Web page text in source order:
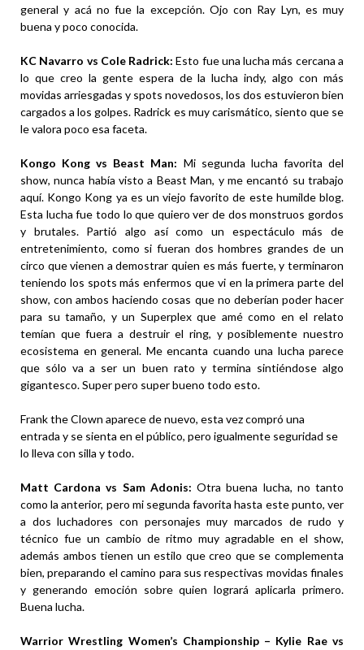
general y acá no fue la excepción. Ojo con Ray Lyn, es muy
buena y poco conocida.
KC Navarro vs Cole Radrick: Esto fue una lucha más cercana a
lo que creo la gente espera de la lucha indy, algo con más
movidas arriesgadas y spots novedosos, los dos estuvieron bien
cargados a los golpes. Radrick es muy carismático, siento que se
le valora poco esa faceta.
Kongo Kong vs Beast Man: Mi segunda lucha favorita del
show, nunca había visto a Beast Man, y me encantó su trabajo
aquí. Kongo Kong ya es un viejo favorito de este humilde blog.
Esta lucha fue todo lo que quiero ver de dos monstruos gordos
y brutales. Partió algo así como un espectáculo más de
entretenimiento, como si fueran dos hombres grandes de un
circo que vienen a demostrar quien es más fuerte, y terminaron
teniendo los spots más enfermos que vi en la primera parte del
show, con ambos haciendo cosas que no deberían poder hacer
para su tamaño, y un Superplex que amé como en el relato
temían que fuera a destruir el ring, y posiblemente nuestro
ecosistema en general. Me encanta cuando una lucha parece
que sólo va a ser un buen rato y termina sintiéndose algo
gigantesco. Super pero super bueno todo esto.
Frank the Clown aparece de nuevo, esta vez compró una
entrada y se sienta en el público, pero igualmente seguridad se
lo lleva con silla y todo.
Matt Cardona vs Sam Adonis: Otra buena lucha, no tanto
como la anterior, pero mi segunda favorita hasta este punto, ver
a dos luchadores con personajes muy marcados de rudo y
técnico fue un cambio de ritmo muy agradable en el show,
además ambos tienen un estilo que creo que se complementa
bien, preparando el camino para sus respectivas movidas finales
y generando emoción sobre quien logrará aplicarla primero.
Buena lucha.
Warrior Wrestling Women’s Championship – Kylie Rae vs